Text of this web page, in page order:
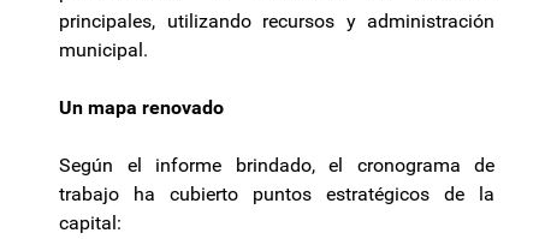
principales, utilizando recursos y administración
municipal.
Un mapa renovado
Según el informe brindado, el cronograma de
trabajo ha cubierto puntos estratégicos de la
capital: